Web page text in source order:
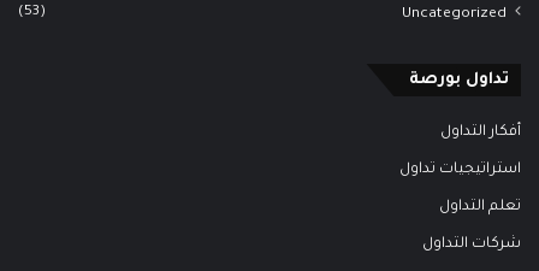
Uncategorized
(53)
تداول بورصة
أفكار التداول
استراتيجيات تداول
تعلم التداول
شركات التداول